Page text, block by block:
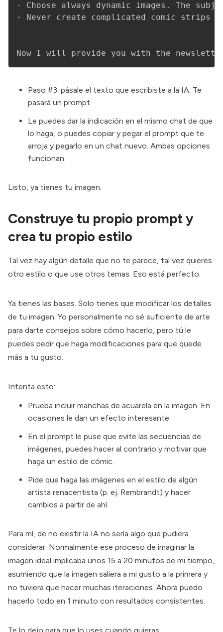
- Choose always dynamic images. The
- Never create complicated comic strips
Now I will provide you with the
Paso #3: pásale el texto que escribiste a la IA. Te
pasará un prompt.
Le puedes dar la indicación en el mismo chat de que
lo haga, o puedes copiar y pegar el prompt que te
arroja y pegarlo en un chat nuevo. Ambas opciones
funcionan.
Listo, ya tienes tu imagen.
Construye tu propio prompt y
crea tu propio estilo
Tal vez hay algún detalle que no te parece, tal vez quieres
otro estilo o que use otros temas. Eso está perfecto.
Ya tienes las bases. Solo tienes que modificar los detalles
de tu imagen. Yo personalmente no sé suficiente de arte
para darte consejos sobre cómo hacerlo, pero tú le
puedes pedir que haga modificaciones para que quede
más a tu gusto.
Intenta esto:
Prueba incluir manchas de acuarela en la imagen. En
ocasiones le dan un efecto interesante.
En el prompt le puse que evite las secuencias de
imágenes, puedes hacer al contrario y motivar que
haga un estilo de cómic.
Pide que haga las imágenes en el estilo de algún
artista renacentista (p. ej. Rembrandt) y hacer
cambios a partir de ahí.
Para mí, de no existir la IA no sería algo que pudiera
considerar. Normalmente ese proceso de imaginar la
imagen ideal implicaba unos 15 a 20 minutos de mi tiempo,
asumiendo que la imagen saliera a mi gusto a la primera y
no tuviera que hacer muchas iteraciones. Ahora puedo
hacerlo todo en 1 minuto con resultados consistentes.